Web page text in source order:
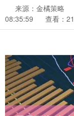
来源：金橘策略
08:35:59
查看：